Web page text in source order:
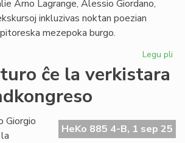
Arno Lagrange, Alessio Giordano,
inkluzivas noktan poezian
mezepoka burgo.
Legu pli
ĉe la verkistara
HeKo 885 4-B, 1 sep 25
Giorgio